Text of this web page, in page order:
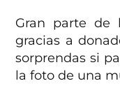
Gran parte de
gracias a
sorprendas si
la foto de una